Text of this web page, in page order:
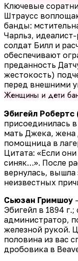
Ключевые
Штраусс
банды:
Чарльз,
солдат Билл и
обеспечивают
преданность
жестокость)
перед внешними
Женщины и дети
Эбигейл
присоединилась
мать Джека, жена
помощница в
Цитата: «Если
синяк…». После
вернулась, вышла
неизвестных
Сьюзан Гримшоу
Эбигейл в 1894
администратор,
железной рукой.
половина из вас
дробовика в